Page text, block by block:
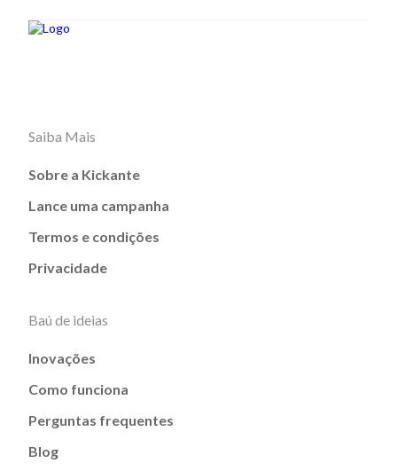
Saiba Mais
Sobre a Kickante
Lance uma campanha
Termos e condições
Privacidade
Baú de ideias
Inovações
Como funciona
Perguntas frequentes
Blog